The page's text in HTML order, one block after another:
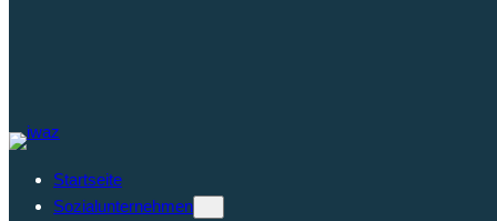
Startseite
Sozialunternehmen